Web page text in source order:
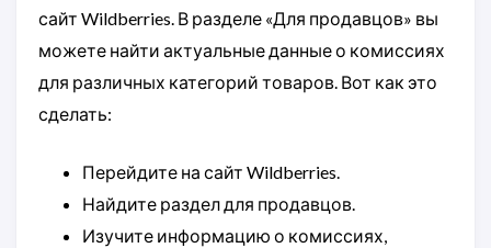
сайт Wildberries. В разделе «Для продавцов» вы
можете найти актуальные данные о комиссиях
для различных категорий товаров. Вот как это
сделать:
Перейдите на сайт Wildberries.
Найдите раздел для продавцов.
Изучите информацию о комиссиях,